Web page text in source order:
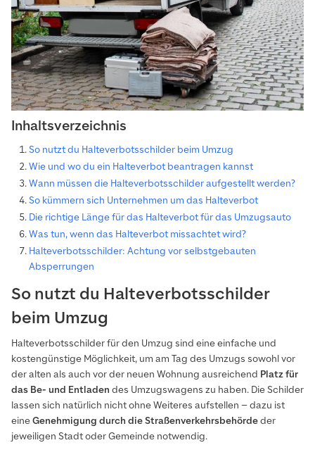
Inhaltsverzeichnis
So nutzt du Halteverbotsschilder beim Umzug
Wie und wo du ein Halteverbot beantragen kannst
Wann müssen die Halteverbotsschilder aufgestellt werden?
So kümmern sich Unternehmen um das Halteverbot
Die richtige Länge für das Halteverbot für das Umzugsauto
Was tun, wenn das Halteverbot missachtet wird?
Halteverbotsschilder: Achtung vor selbstgebauten
Absperrungen
So nutzt du Halteverbotsschilder
beim Umzug
Halteverbotsschilder für den Umzug sind eine einfache und
kostengünstige Möglichkeit, um am Tag des Umzugs sowohl vor
der alten als auch vor der neuen Wohnung ausreichend Platzfür
das Be- und Entladen des Umzugswagens zu haben. Die Schilder
lassen sich natürlich nicht ohne Weiteres aufstellen – dazu ist
eineGenehmigung durch dieStraßenverkehrsbehördeder
jeweiligen Stadt oder Gemeinde notwendig.